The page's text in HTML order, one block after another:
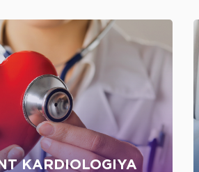
KARDIOLOGIYA